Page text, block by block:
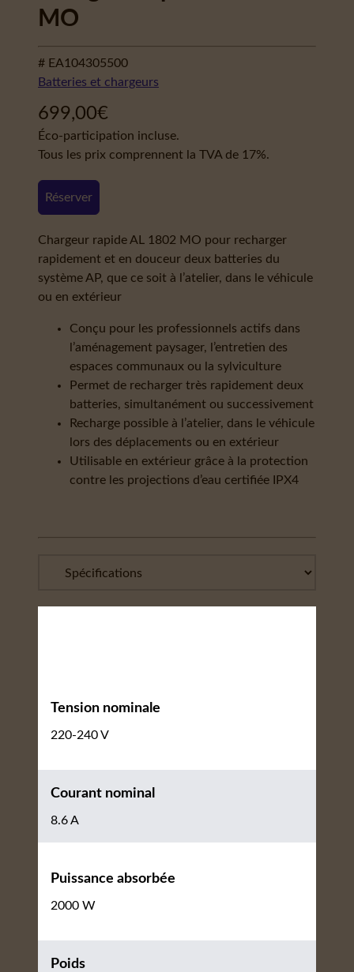
MO
# EA104305500
Batteries et chargeurs
699,00€
Éco-participation incluse.
Tous les prix comprennent la TVA de 17%.
Réserver
Chargeur rapide AL 1802 MO pour recharger
rapidement et en douceur deux batteries du
système AP, que ce soit à l’atelier, dans le véhicule
ou en extérieur
Conçu pour les professionnels actifs dans
l’aménagement paysager, l’entretien des
espaces communaux ou la sylviculture
Permet de recharger très rapidement deux
batteries, simultanément ou successivement
Recharge possible à l’atelier, dans le véhicule
lors des déplacements ou en extérieur
Utilisable en extérieur grâce à la protection
contre les projections d’eau certifiée IPX4
Tension nominale
220-240 V
Courant nominal
8.6 A
Puissance absorbée
2000 W
Poids